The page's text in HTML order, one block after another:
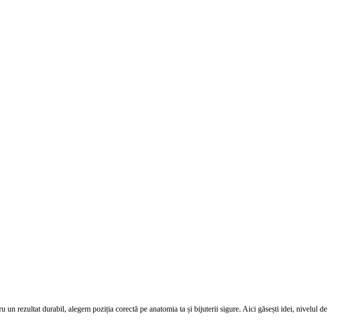
un rezultat durabil, alegem poziția corectă pe anatomia ta și bijuterii sigure. Aici găsești idei, nivelul de